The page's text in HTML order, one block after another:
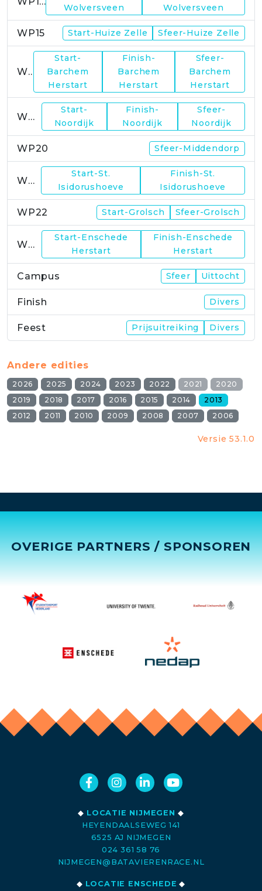
Wolversveen Wolversveen
WP15 Start-Huize Zelle Sfeer-Huize Zelle
WP17
Start-
Barchem
Herstart
Finish-
Barchem
Herstart
Sfeer-
Barchem
Herstart
WP19
Start-
Noordijk
Finish-
Noordijk
Sfeer-
Noordijk
WP20 Sfeer-Middendorp
WP21
Start-St.
Isidorushoeve
Finish-St.
Isidorushoeve
WP22 Start-Grolsch Sfeer-Grolsch
WP23
Start-Enschede
Herstart
Finish-Enschede
Herstart
Campus Sfeer Uittocht
Finish Divers
Feest Prijsuitreiking Divers
Andere edities
2026 2025 2024 2023 2022 2021
2020
2019
2018 2017 2016 2015 2014
2013
2012
2011 2010 2009 2008 2007 2006
Versie 53.1.0
OVERIGE PARTNERS / SPONSOREN
◆ LOCATIE NIJMEGEN ◆
HEYENDAALSEWEG 141
6525 AJ NIJMEGEN
024 361 58 76
NIJMEGEN@BATAVIERENRACE.NL
◆ LOCATIE ENSCHEDE ◆